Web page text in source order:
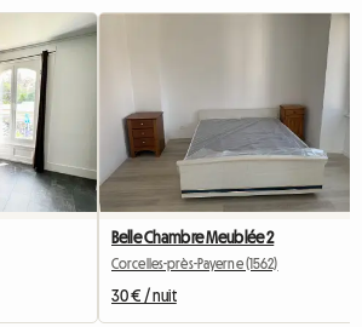
Belle Chambre Meublée 2
Corcelles-près-Payerne (1562)
30 € / nuit